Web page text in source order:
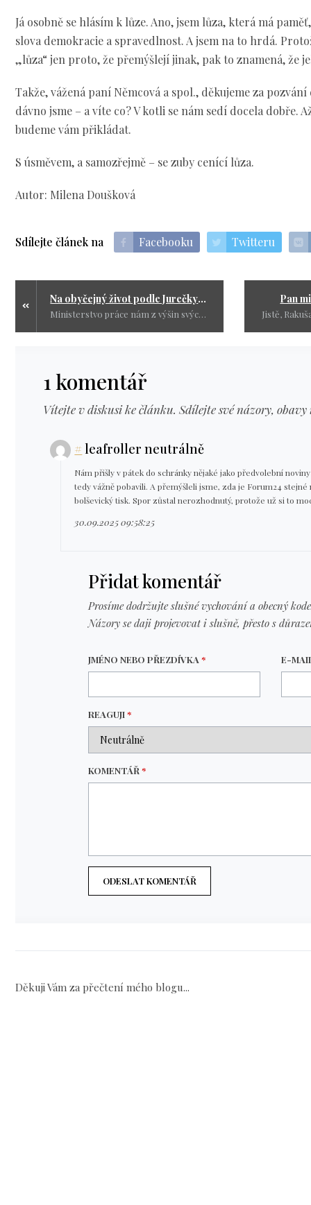
Já osobně se hlásím k lůze. Ano, jsem lůza, která má
slova demokracie a spravedlnost. A jsem na to hrdá.
„lůza“ jen proto, že přemýšlejí jinak, pak to znamená, že
Takže, vážená paní Němcová a spol., děkujeme za
dávno jsme – a víte co? V kotli se nám sedí docela dobře.
budeme vám přikládat.
S úsměvem, a samozřejmě – se zuby cenící lůza.
Autor: Milena Doušková
Sdílejte článek na Facebooku Twitteru
Na obyčejný život podle Jurečky stačí 6 950 Kč aneb "Sytý hladovému nevěří"
Ministerstvo práce nám z výšin svých platů sděluje, že „na život stačí 6 950 Kč měsíčně“. Při jejich čtvrtmilionových mzdách je to asi snadné tvrdit. Jenže realita obyčejného člověka v nájmu vypadá úplně jinak.
Pan
1 komentář
Vítejte v diskusi ke článku. Sdílejte své názory,
#leafroller neutrálně
Nám přišly v pátek do schránky nějaké jako předvolební
tedy vážně pobavili. A přemýšleli jsme, zda je Forum24
bolševický tisk. Spor zůstal nerozhodnutý, protože už si to
30.09.2025 09:58:25
Přidat komentář
Prosíme dodržujte slušné vychování a obecný
Názory se daji projevovat i slušně, přesto s
JMÉNO NEBO PŘEZDÍVKA* E-
REAGUJI*
KOMENTÁŘ*
ODESLAT KOMENTÁŘ
Děkuji Vám za přečtení mého blogu...